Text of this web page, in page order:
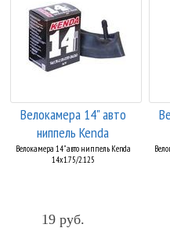
Велокамера 14" авто
ниппель Kenda
14x1.75/2.125
Велокамера 14" авто ниппель Kenda
14x1.75/2.125
19 руб.